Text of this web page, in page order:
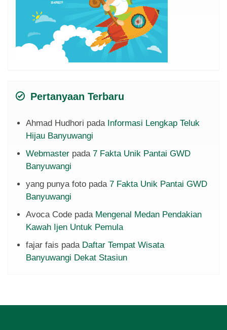
Pertanyaan Terbaru
Ahmad Hudhori pada Informasi Lengkap Teluk
Hijau Banyuwangi
Webmaster pada 7 Fakta Unik Pantai GWD
Banyuwangi
yang punya foto pada 7 Fakta Unik Pantai GWD
Banyuwangi
Avoca Code pada Mengenal Medan Pendakian
Kawah Ijen Untuk Pemula
fajar fais pada Daftar Tempat Wisata
Banyuwangi Dekat Stasiun